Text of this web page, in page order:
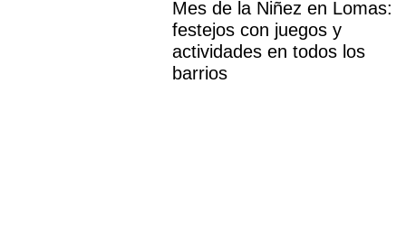
Mes de la Niñez en Lomas:
festejos con juegos y
actividades en todos los
barrios